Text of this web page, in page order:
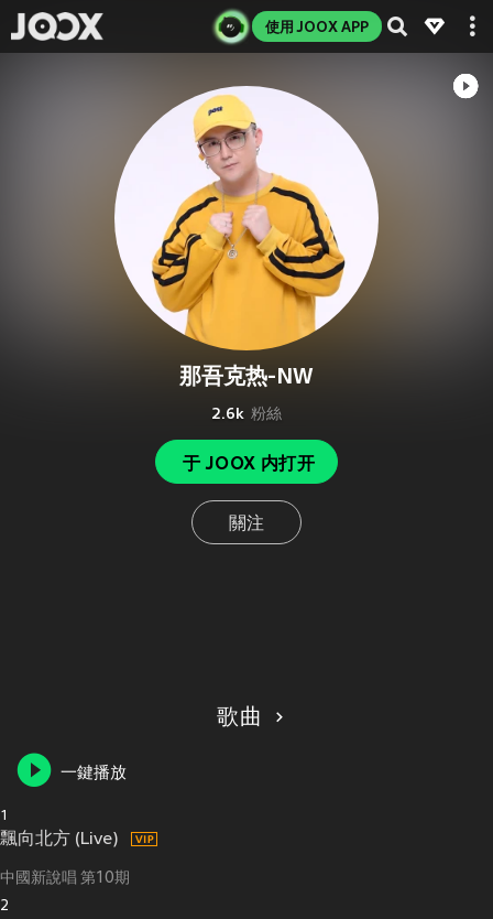
使用 JOOX APP
那吾克热-NW
2.6k 粉絲
于 JOOX 内打开
關注
歌曲
一鍵播放
1
飄向北方 (Live)
中國新說唱 第10期
2